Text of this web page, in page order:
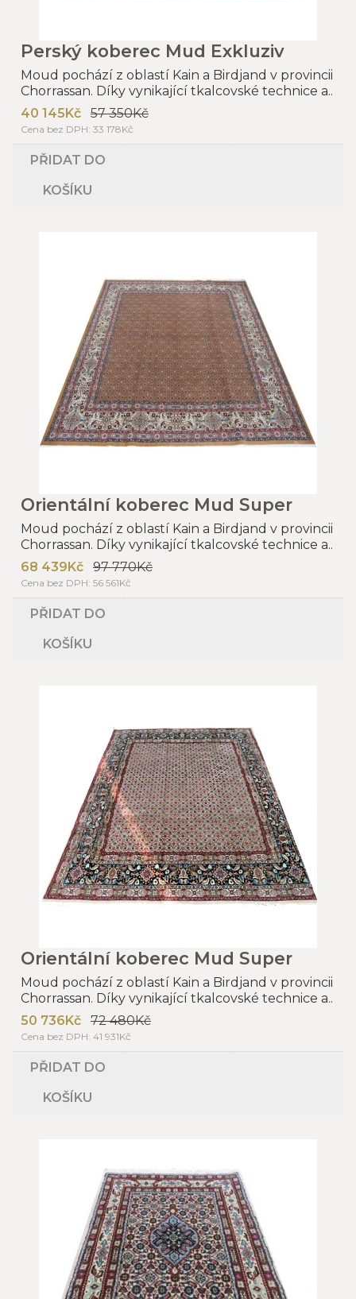
Perský koberec Mud Exkluziv
Moud pochází z oblastí Kain a Birdjand v provincii
Chorrassan. Díky vynikající tkalcovské technice a..
40 145Kč
57 350Kč
Cena bez DPH: 33 178Kč
PŘIDAT DO
KOŠÍKU
Orientální koberec Mud Super
Moud pochází z oblastí Kain a Birdjand v provincii
Chorrassan. Díky vynikající tkalcovské technice a..
68 439Kč
97 770Kč
Cena bez DPH: 56 561Kč
PŘIDAT DO
KOŠÍKU
Orientální koberec Mud Super
Moud pochází z oblastí Kain a Birdjand v provincii
Chorrassan. Díky vynikající tkalcovské technice a..
50 736Kč
72 480Kč
Cena bez DPH: 41 931Kč
PŘIDAT DO
KOŠÍKU